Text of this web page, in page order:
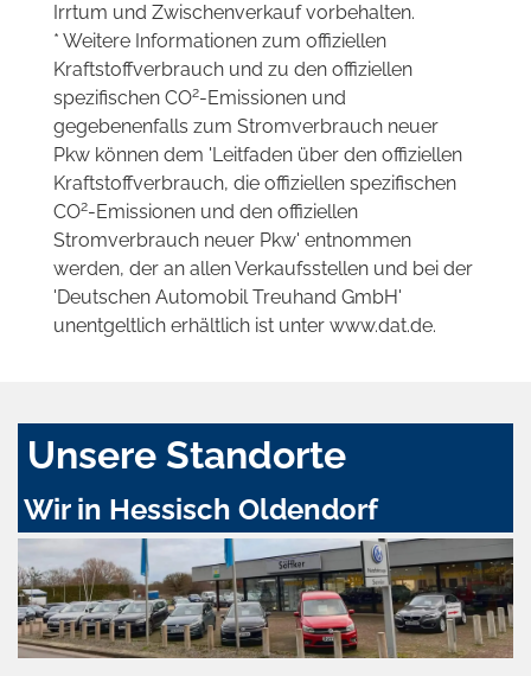
Irrtum und Zwischenverkauf vorbehalten.
* Weitere Informationen zum offiziellen
Kraftstoffverbrauch und zu den offiziellen
spezifischen CO2-Emissionen und
gegebenenfalls zum Stromverbrauch neuer
Pkw können dem 'Leitfaden über den offiziellen
Kraftstoffverbrauch, die offiziellen spezifischen
CO2-Emissionen und den offiziellen
Stromverbrauch neuer Pkw' entnommen
werden, der an allen Verkaufsstellen und bei der
'Deutschen Automobil Treuhand GmbH'
unentgeltlich erhältlich ist unter www.dat.de.
Unsere Standorte
Wir in Hessisch Oldendorf